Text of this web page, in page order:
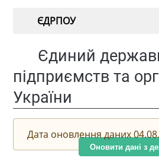
ЄДРПОУ
Єдиний
підприємств та
України
Дата оновлення даних
Оновити дані з